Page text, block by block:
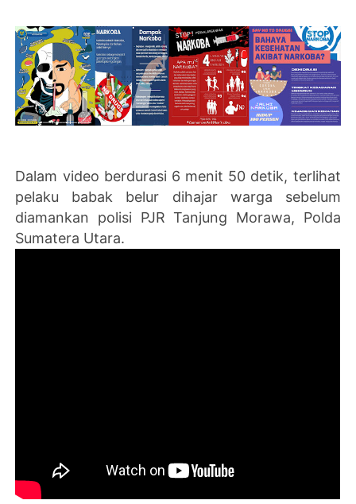
Dalam video berdurasi 6 menit 50 detik, terlihat
pelaku babak belur dihajar warga sebelum
diamankan polisi PJR Tanjung Morawa, Polda
Sumatera Utara.